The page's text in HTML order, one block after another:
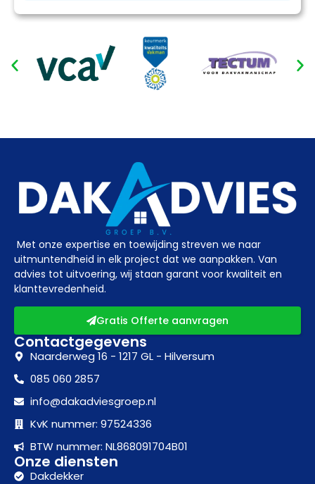
Met onze expertise en toewijding streven we naar
uitmuntendheid in elk project dat we aanpakken. Van
advies tot uitvoering, wij staan garant voor kwaliteit en
klanttevredenheid.
Gratis Offerte aanvragen
Contactgegevens
Naarderweg 16 - 1217 GL - Hilversum
085 060 2857
info@dakadviesgroep.nl
KvK nummer: 97524336
BTW nummer: NL868091704B01
Onze diensten
Dakdekker